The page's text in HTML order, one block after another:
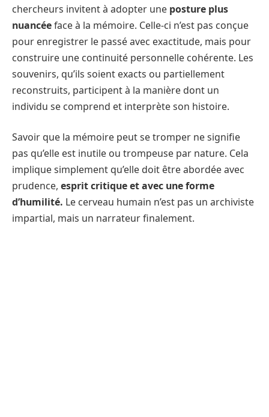
chercheurs invitent à adopter une posture plus
nuancéeface à la mémoire. Celle-ci n’est pas conçue
pour enregistrer le passé avec exactitude, mais pour
construire une continuité personnelle cohérente. Les
souvenirs, qu’ils soient exacts ou partiellement
reconstruits, participent à la manière dont un
individu se comprend et interprète son histoire.
Savoir que la mémoire peut se tromper ne signifie
pas qu’elle est inutile ou trompeuse par nature. Cela
implique simplement qu’elle doit être abordée avec
prudence, esprit critique et avec une forme
d’humilité. Le cerveau humain n’est pas un archiviste
impartial, mais un narrateur finalement.